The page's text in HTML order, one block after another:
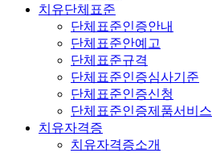
치유단체표준
단체표준인증안내
단체표준안예고
단체표준규격
단체표준인증심사기준
단체표준인증신청
단체표준인증제품서비스
치유자격증
치유자격증소개